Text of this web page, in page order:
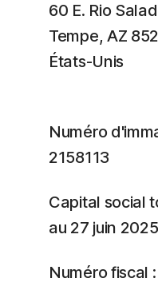
60 E. Rio
Tempe, AZ
États-Unis
Numéro
2158113
Capital social
au 27 juin
Numéro fiscal